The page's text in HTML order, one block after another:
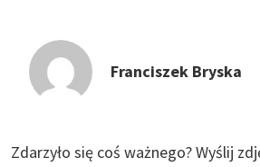
Franciszek Bryska
Zdarzyło się coś ważnego?Wyślij